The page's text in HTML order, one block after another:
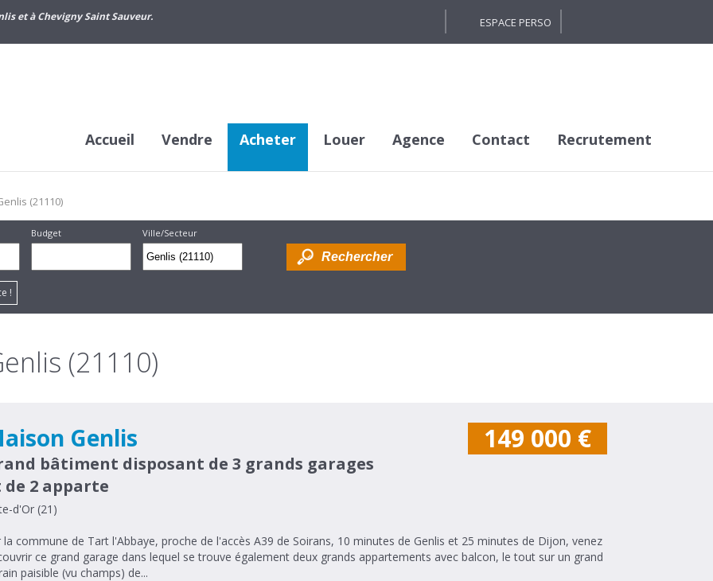
et à Chevigny Saint Sauveur. ESPACE PERSO
Accueil Vendre Acheter Louer Agence Contact Recrutement
(21110)
Budget Ville/Secteur
sur la
!
(21110)
Genlis
bâtiment disposant de 3 grands garages
de 2 apparte
d'Or (21)
la commune de Tart l'Abbaye, proche de l'accès A39 de Soirans, 10 minutes de Genlis et 25 minutes de Dijon, venez
ce grand garage dans lequel se trouve également deux grands appartements avec balcon, le tout sur un grand
paisible (vu champs) de...
149 000 €